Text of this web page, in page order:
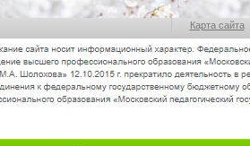
Карта сайта